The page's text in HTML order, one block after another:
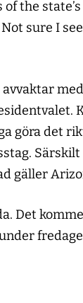
the
sure I
göra det
Särskilt
gäller
Det